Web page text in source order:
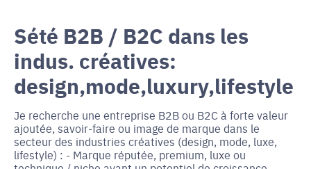
Sété B2B / B2C dans les
indus. créatives:
design,mode,luxury,lifestyle
Je recherche une entreprise B2B ou B2C à forte valeur
ajoutée, savoir-faire ou image de marque dans le
secteur des industries créatives (design, mode, luxe,
lifestyle) : - Marque réputée, premium, luxe ou